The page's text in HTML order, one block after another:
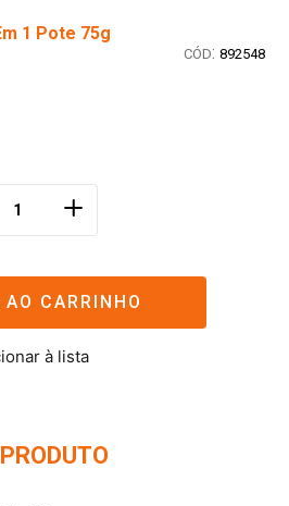
1 Pote 75g
: 892548
＋
CARRINHO